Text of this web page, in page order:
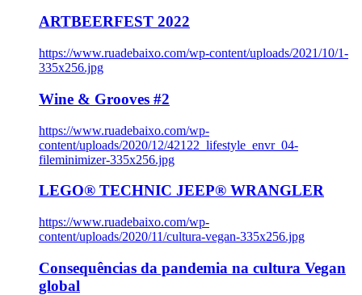
ARTBEERFEST 2022
https://www.ruadebaixo.com/wp-content/uploads/2021/10/1-
335x256.jpg
Wine & Grooves #2
https://www.ruadebaixo.com/wp-
content/uploads/2020/12/42122_lifestyle_envr_04-
fileminimizer-335x256.jpg
LEGO® TECHNIC JEEP® WRANGLER
https://www.ruadebaixo.com/wp-
content/uploads/2020/11/cultura-vegan-335x256.jpg
Consequências da pandemia na cultura Vegan
global